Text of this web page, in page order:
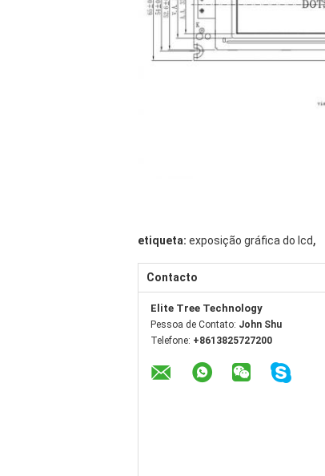
etiqueta: exposição gráfica do lcd,
Contacto
Elite Tree Technology
Pessoa de Contato: John Shu
Telefone: +8613825727200